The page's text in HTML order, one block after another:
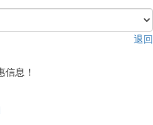
退回
息！